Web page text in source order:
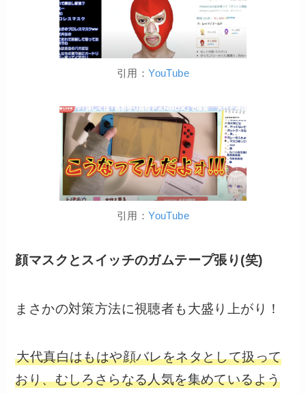
引用：YouTube
引用：YouTube
顔マスクとスイッチのガムテープ張り(笑)
まさかの対策方法に視聴者も大盛り上がり！
大代真白はもはや顔バレをネタとして扱って
おり、むしろさらなる人気を集めているよう